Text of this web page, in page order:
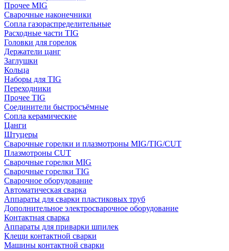
Прочее MIG
Сварочные наконечники
Сопла газораспределительные
Расходные части TIG
Головки для горелок
Держатели цанг
Заглушки
Кольца
Наборы для TIG
Переходники
Прочее TIG
Соединители быстросъёмные
Сопла керамические
Цанги
Штуцеры
Сварочные горелки и плазмотроны MIG/TIG/CUT
Плазмотроны CUT
Сварочные горелки MIG
Сварочные горелки TIG
Сварочное оборудование
Автоматическая сварка
Аппараты для сварки пластиковых труб
Дополнительное электросварочное оборудование
Контактная сварка
Аппараты для приварки шпилек
Клещи контактной сварки
Машины контактной сварки